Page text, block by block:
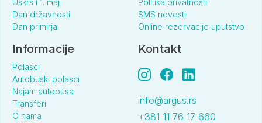
Uskrs i 1. maj
Dan državnosti
Dan primirja
Politika privatnosti
SMS novosti
Online rezervacije uputstvo
Informacije
Polasci
Autobuski polasci
Najam autobusa
Transferi
O nama
Kontakt
info@argus.rs
+381 11 76 17 660